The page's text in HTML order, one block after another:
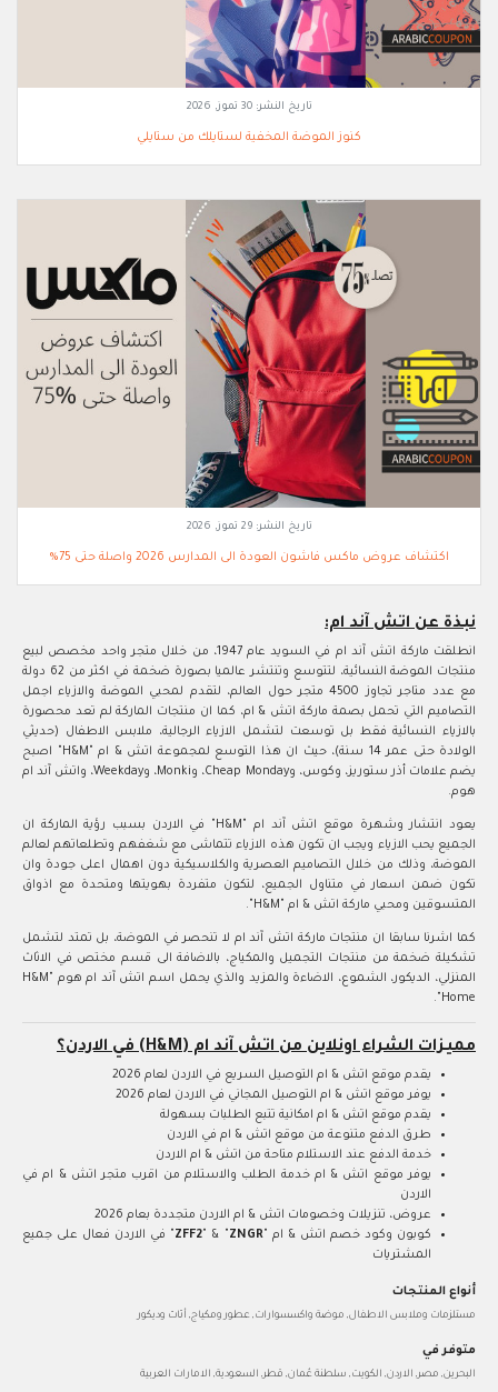
تاريخ النشر:30 تموز, 2026
كنوز الموضة المخفية لستايلك من ستايلي
تاريخ النشر:29 تموز, 2026
اكتشاف عروض ماكس فاشون العودة الى المدارس 2026 واصلة حتى 75%
نبذة عن اتش آند ام:
انطلقت ماركة اتش آند ام في السويد عام 1947، من خلال متجر واحد مخصص لبيع
منتجات الموضة النسائية، لتتوسع وتنتشر عالميا بصورة ضخمة في اكثر من 62 دولة
مع عدد متاجر تجاوز 4500 متجر حول العالم، لتقدم لمحبي الموضة والازياء اجمل
التصاميم التي تحمل بصمة ماركة اتش & ام، كما ان منتجات الماركة لم تعد محصورة
بالازياء النسائية فقط بل توسعت لتشمل الازياء الرجالية، ملابس الاطفال (حديثي
الولادة حتى عمر 14 سنة)، حيث ان هذا التوسع لمجموعة اتش & ام "H&M" اصبح
يضم علامات أذر ستوريز، وكوس، وCheap Monday، وMonki، وWeekday، واتش آند ام
هوم.
يعود انتشار وشهرة موقع اتش آند ام "H&M" في الاردن بسبب رؤية الماركة ان
الجميع يحب الازياء ويجب ان تكون هذه الازياء تتماشى مع شغفهم وتطلعاتهم لعالم
الموضة، وذلك من خلال التصاميم العصرية والكلاسيكية دون اهمال اعلى جودة وان
تكون ضمن اسعار في متناول الجميع، لتكون متفردة بهويتها ومتحدة مع اذواق
المتسوقين ومحبي ماركة اتش & ام "H&M".
كما اشرنا سابقا ان منتجات ماركة اتش آند ام لا تنحصر في الموضة، بل تمتد لتشمل
تشكيلة ضخمة من منتجات التجميل والمكياج، بالاضافة الى قسم مختص في الاثاث
المنزلي، الديكور، الشموع، الاضاءة والمزيد والذي يحمل اسم اتش آند ام هوم "H&M
Home".
مميزات الشراء اونلاين من اتش آند ام (H&M) في الاردن؟
يقدم موقع اتش & ام التوصيل السريع في الاردن لعام 2026
يوفر موقع اتش & ام التوصيل المجاني في الاردن لعام 2026
يقدم موقع اتش & ام امكانية تتبع الطلبات بسهولة
طرق الدفع متنوعة من موقع اتش & ام في الاردن
خدمة الدفع عند الاستلام متاحة من اتش & ام الاردن
يوفر موقع اتش & ام خدمة الطلب والاستلام من اقرب متجر اتش & ام في
الاردن
عروض، تنزيلات وخصومات اتش & ام الاردن متجددة بعام 2026
كوبون وكود خصم اتش & ام "
ZFF2" & "ZNGR
" في الاردن فعال على جميع
المشتريات
أنواع المنتجات
مستلزمات وملابس الاطفال, موضة واكسسوارات, عطور ومكياج, أثاث وديكور
متوفر في
البحرين, مصر, الاردن, الكويت, سلطنة عُمان, قطر, السعودية, الامارات العربية